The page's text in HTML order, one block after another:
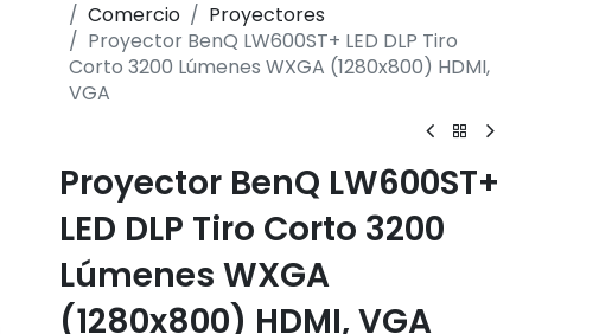
Comercio
Proyectores
Proyector BenQ LW600ST+ LED DLP Tiro
Corto 3200 Lúmenes WXGA (1280x800) HDMI,
VGA
Proyector BenQ LW600ST+
LED DLP Tiro Corto 3200
Lúmenes WXGA
(1280x800) HDMI, VGA